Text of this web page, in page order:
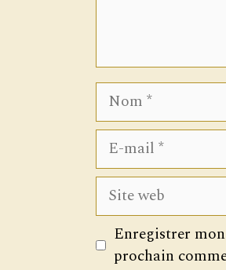
Nom
E-
mail
Site
web
Enregistrer
prochain